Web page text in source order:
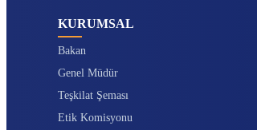
KURUMSAL
Bakan
Genel Müdür
Teşkilat Şeması
Etik Komisyonu